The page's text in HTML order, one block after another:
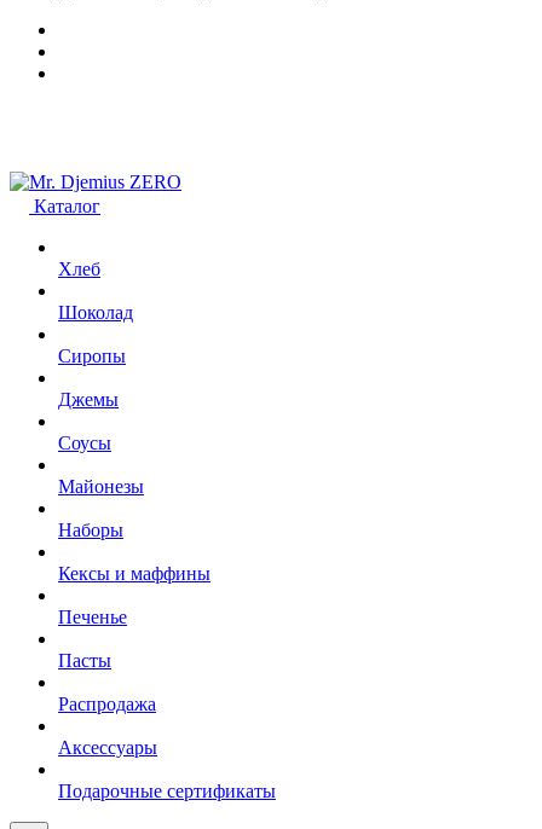
Каталог
Хлеб
Шоколад
Сиропы
Джемы
Соусы
Майонезы
Наборы
Кексы и маффины
Печенье
Пасты
Распродажа
Аксессуары
Подарочные сертификаты